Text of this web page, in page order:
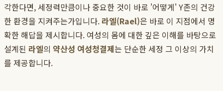
각한다면, 세정력만큼이나 중요한 것이 바로 '어떻게' Y존의 건강
한 환경을 지켜주는가입니다. 라엘(Rael)은 바로 이 지점에서 명
확한 해답을 제시합니다. 여성의 몸에 대한 깊은 이해를 바탕으로
설계된 라엘의 약산성 여성청결제는 단순한 세정 그 이상의 가치
를 제공합니다.